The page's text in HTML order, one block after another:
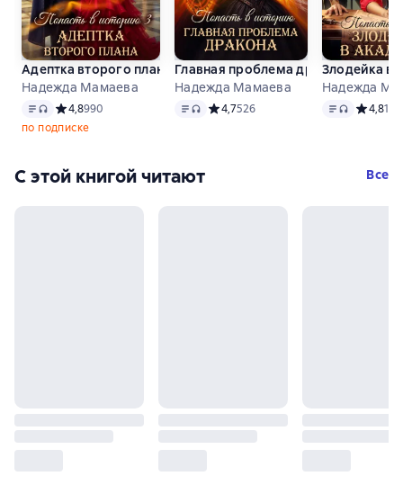
Адептка второго плана
Надежда Мамаева
Текст , доступен аудиоформат
Средний рейтинг 4,8 на основе 990 оценок
4,8990
по подписке
Главная проблема дракона
Надежда Мамаева
Текст , доступен аудиоформат
Средний рейтинг 4,7 на основе 526
4,7526
Злодейка в
Надежда
Текст ,Средний
4,8
С этой книгой читают Все